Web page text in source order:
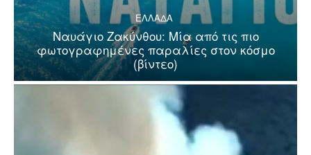
ΕΛΛΑΔΑ
Ναυάγιο Ζακύνθου: Μία από τις πιο
φωτογραφημένες παραλίες στον κόσμο
(βίντεο)